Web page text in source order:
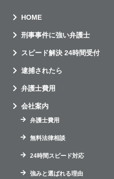
HOME
刑事事件に強い弁護士
スピード解決 24時間受付
逮捕されたら
弁護士費用
会社案内
弁護士費用
無料法律相談
24時間スピード対応
強みと選ばれる理由